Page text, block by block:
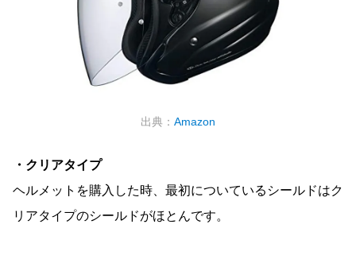
出典： Amazon
・クリアタイプ
ヘルメットを購入した時、最初についているシールドはク
リアタイプのシールドがほとんです。